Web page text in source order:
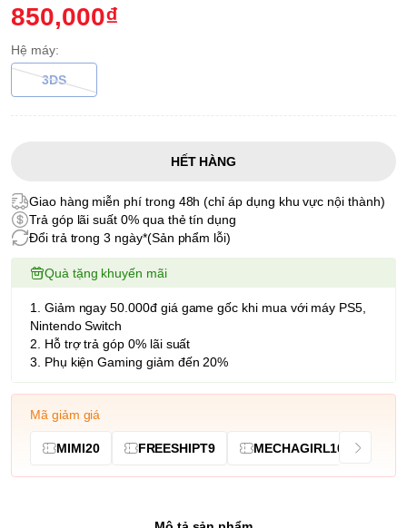
850,000₫
Hệ máy:
3DS
HẾT HÀNG
Giao hàng miễn phí trong 48h (chỉ áp dụng khu vực nội thành)
Trả góp lãi suất 0% qua thẻ tín dụng
Đổi trả trong 3 ngày*(Sản phẩm lỗi)
Quà tặng khuyến mãi
1. Giảm ngay 50.000đ giá game gốc khi mua với máy PS5,
Nintendo Switch
2. Hỗ trợ trả góp 0% lãi suất
3. Phụ kiện Gaming giảm đến 20%
Mã giảm giá
MIMI20 FREESHIPT9 MECHAGIRL10